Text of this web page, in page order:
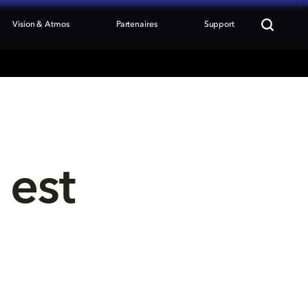
Vision & Atmos Partenaires Support